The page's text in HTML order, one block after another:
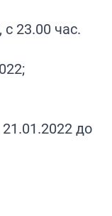
23.00 час.
до